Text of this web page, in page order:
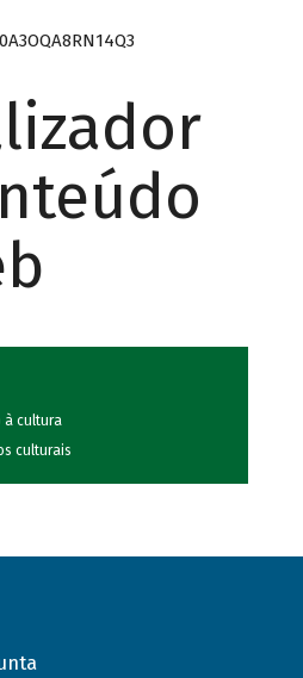
à cultura
culturais